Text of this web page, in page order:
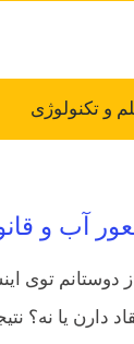
و تکنولوژی
آب و
توی
دارن یا نه؟